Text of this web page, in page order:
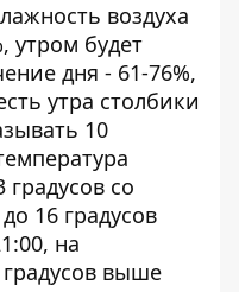
воздуха
утром будет
дня - 61-76%,
утра столбики
10
градусов со
16 градусов
на
выше